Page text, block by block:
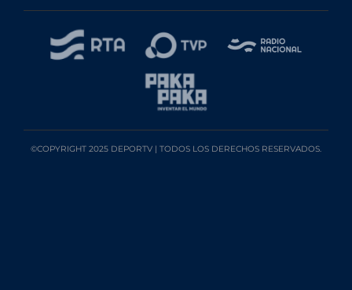
©COPYRIGHT 2025 DEPORTV | TODOS LOS DERECHOS RESERVADOS.